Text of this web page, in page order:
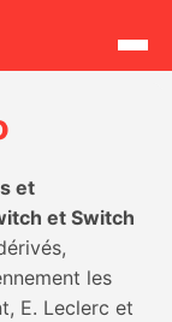
et
et Switch
les
E. Leclerc et